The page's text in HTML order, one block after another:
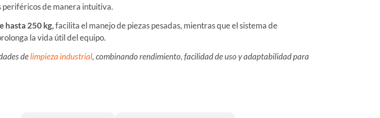
de manera intuitiva.
hasta 250 kg,facilita el manejo de piezas pesadas, mientras que el sistema de
la vida útil del equipo.
delimpieza industrial, combinando rendimiento, facilidad de uso y adaptabilidad para